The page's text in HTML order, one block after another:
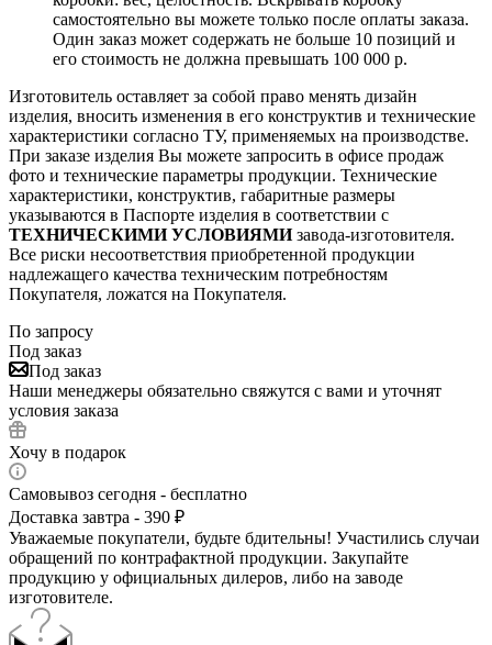
самостоятельно вы можете только после оплаты заказа.
Один заказ может содержать не больше 10 позиций и
его стоимость не должна превышать 100 000 р.
Изготовитель оставляет за собой право менять дизайн
изделия, вносить изменения в его конструктив и технические
характеристики согласно ТУ, применяемых на производстве.
При заказе изделия Вы можете запросить в офисе продаж
фото и технические параметры продукции. Технические
характеристики, конструктив, габаритные размеры
указываются в Паспорте изделия в соответствии с
ТЕХНИЧЕСКИМИ УСЛОВИЯМИзавода-изготовителя.
Все риски несоответствия приобретенной продукции
надлежащего качества техническим потребностям
Покупателя, ложатся на Покупателя.
По запросу
Под заказ
Под заказ
Наши менеджеры обязательно свяжутся с вами и уточнят
условия заказа
Хочу в подарок
Самовывоз сегодня - бесплатно
Доставка завтра - 390 ₽
Уважаемые покупатели, будьте бдительны! Участились случаи
обращений по контрафактной продукции. Закупайте
продукцию у официальных дилеров, либо на заводе
изготовителе.